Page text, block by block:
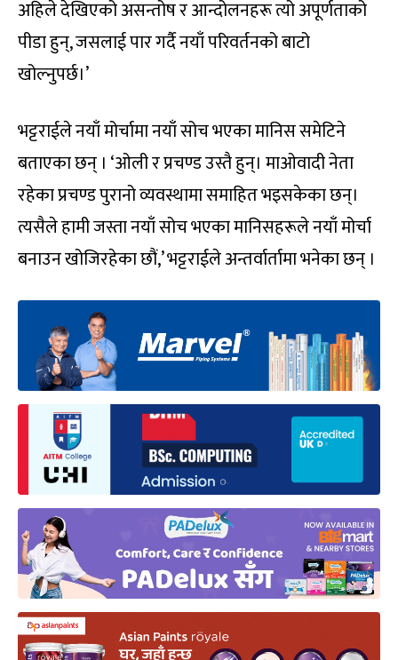
अहिले देखिएको असन्तोष र आन्दोलनहरू त्यो अपूर्णताको
पीडा हुन्, जसलाई पार गर्दै नयाँ परिवर्तनको बाटो
खोल्नुपर्छ।’
भट्टराईले नयाँ मोर्चामा नयाँ सोच भएका मानिस समेटिने
बताएका छन् । ‘ओली र प्रचण्ड उस्तै हुन्। माओवादी नेता
रहेका प्रचण्ड पुरानो व्यवस्थामा समाहित भइसकेका छन्।
त्यसैले हामी जस्ता नयाँ सोच भएका मानिसहरूले नयाँ मोर्चा
बनाउन खोजिरहेका छौं,’ भट्टराईले अन्तर्वार्तामा भनेका छन् ।